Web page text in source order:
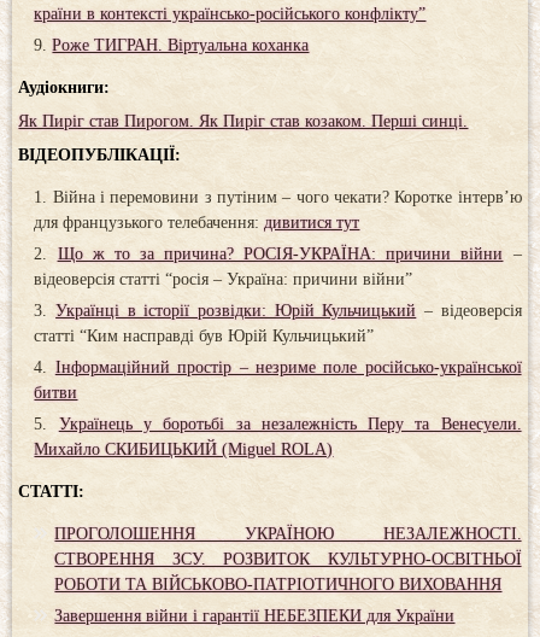
країни в контексті українсько-російського конфлікту”
Роже ТИГРАН. Віртуальна коханка
Аудіокниги:
Як Пиріг став Пирогом. Як Пиріг став козаком. Перші синці.
ВІДЕОПУБЛІКАЦІЇ:
Війна і перемовини з путіним – чого чекати? Коротке інтерв’ю
для французького телебачення:дивитися тут
Що ж то за причина? РОСІЯ-УКРАЇНА: причини війни –
відеоверсія статті “росія – Україна: причини війни”
Українці в історії розвідки: Юрій Кульчицький – відеоверсія
статті “Ким насправді був Юрій Кульчицький”
Інформаційний простір – незриме поле російсько-української
битви
Українець у боротьбі за незалежність Перу та Венесуели.
Михайло СКИБИЦЬКИЙ (Miguel ROLA)
СТАТТІ:
ПРОГОЛОШЕННЯ УКРАЇНОЮ НЕЗАЛЕЖНОСТІ.
СТВОРЕННЯ ЗСУ. РОЗВИТОК КУЛЬТУРНО-ОСВІТНЬОЇ
РОБОТИ ТА ВІЙСЬКОВО-ПАТРІОТИЧНОГО ВИХОВАННЯ
Завершення війни і гарантії НЕБЕЗПЕКИ для України